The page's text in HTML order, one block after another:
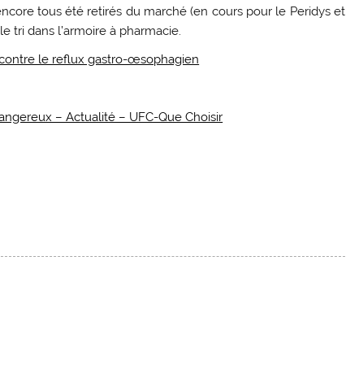
tous été retirés du marché (en cours pour le Peridys et
tri dans l’armoire à pharmacie.
le reflux gastro-œsophagien
– Actualité – UFC-Que Choisir